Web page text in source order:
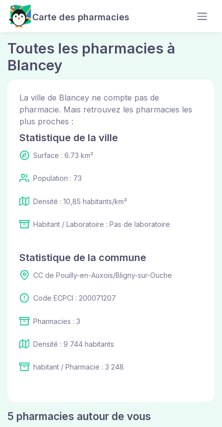
Carte des pharmacies
Toutes les pharmacies à
Blancey
La ville de Blancey ne compte pas de
pharmacie. Mais retrouvez les pharmacies les
plus proches :
Statistique de la ville
Surface : 6.73 km²
Population : 73
Densité : 10,85 habitants/km²
Habitant / Laboratoire : Pas de laboratoire
Statistique de la commune
CC de Pouilly-en-Auxois/Bligny-sur-Ouche
Code ECPCI : 200071207
Pharmacies : 3
Densité : 9 744 habitants
habitant / Pharmacie : 3 248
5 pharmacies autour de vous